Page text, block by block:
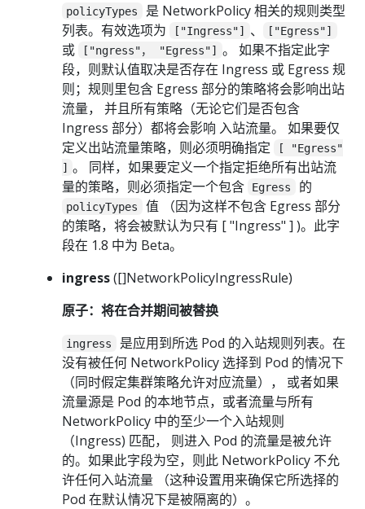
policyTypes
是 NetworkPolicy 相关的规则类型
列表。有效选项为
["Ingress"] 、 ["Egress"]
或 ["ngress"， "Egress"] 。 如果不指定此字
段，则默认值取决是否存在 Ingress 或 Egress 规
则；规则里包含 Egress 部分的策略将会影响出站
流量， 并且所有策略（无论它们是否包含
Ingress 部分）都将会影响 入站流量。 如果要仅
定义出站流量策略，则必须明确指定
[ "Egress"
] 。 同样，如果要定义一个指定拒绝所有出站流
量的策略，则必须指定一个包含
Egress 的
policyTypes
值 （因为这样不包含 Egress 部分
的策略，将会被默认为只有 [ "Ingress" ] )。此字
段在 1.8 中为 Beta。
ingress([]NetworkPolicyIngressRule)
原子：将在合并期间被替换
ingress
是应用到所选 Pod 的入站规则列表。在
没有被任何 NetworkPolicy 选择到 Pod 的情况下
（同时假定集群策略允许对应流量）， 或者如果
流量源是 Pod 的本地节点，或者流量与所有
NetworkPolicy 中的至少一个入站规则
（Ingress) 匹配， 则进入 Pod 的流量是被允许
的。如果此字段为空，则此 NetworkPolicy 不允
许任何入站流量 （这种设置用来确保它所选择的
Pod 在默认情况下是被隔离的）。